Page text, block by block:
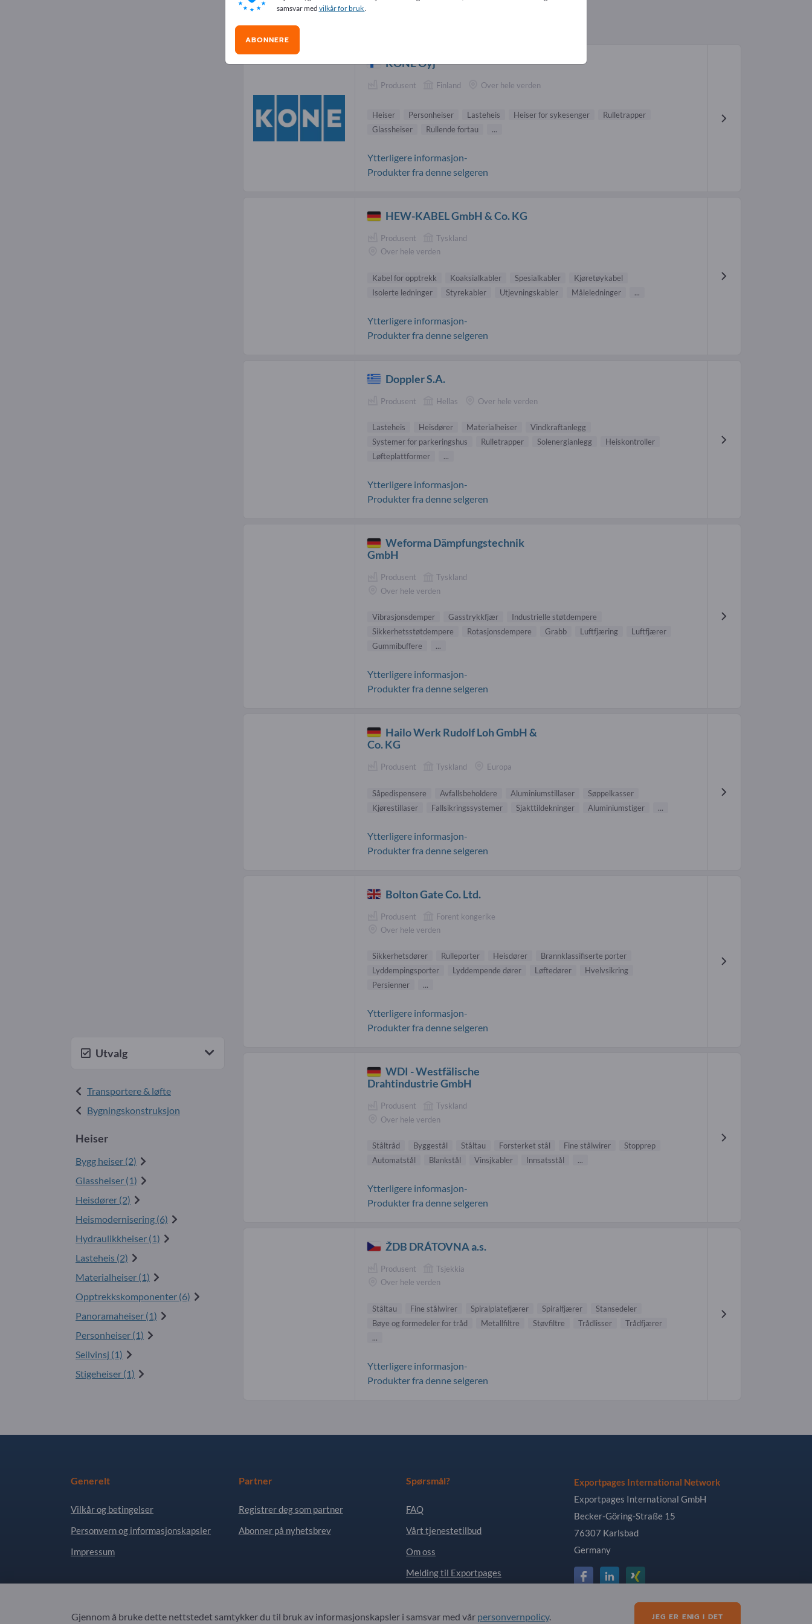
Utvalg
Transportere & løfte
Bygningskonstruksjon
Heiser
Bygg heiser (2)
Glassheiser (1)
Heisdører (2)
Heismodernisering (6)
Hydraulikkheiser (1)
Lasteheis (2)
Materialheiser (1)
Opptrekkskomponenter (6)
Panoramaheiser (1)
Personheiser (1)
Seilvinsj (1)
Stigeheiser (1)
Heiser-leverandører (8)
KONE Oyj
Produsent Finland Over hele verden
Heiser Personheiser Lasteheis Heiser for sykesenger
Rulletrapper
Glassheiser
Rullende fortau ...
Ytterligere informasjon-
Produkter fra denne selgeren
HEW-KABEL GmbH & Co. KG
Produsent
Tyskland
Over hele verden
Kabel for opptrekk Koaksialkabler Spesialkabler
Kjøretøykabel
Isolerte ledninger
Styrekabler Utjevningskabler Måleledninger ...
Ytterligere informasjon-
Produkter fra denne selgeren
Doppler S.A.
Produsent Hellas Over hele verden
Lasteheis Heisdører Materialheiser
Vindkraftanlegg
Systemer for parkeringshus
Rulletrapper Solenergianlegg
Heiskontroller
Løfteplattformer
...
Ytterligere informasjon-
Produkter fra denne selgeren
Weforma Dämpfungstechnik
GmbH
Produsent
Tyskland
Over hele verden
Vibrasjonsdemper Gasstrykkfjær
Industrielle støtdempere
Sikkerhetsstøtdempere
Rotasjonsdempere Grabb Luftfjæring
Luftfjærer
Gummibuffere
...
Ytterligere informasjon-
Produkter fra denne selgeren
Hailo Werk Rudolf Loh GmbH &
Co. KG
Produsent Tyskland Europa
Såpedispensere Avfallsbeholdere Aluminiumstillaser
Søppelkasser
Kjørestillaser
Fallsikringssystemer Sjakttildekninger Aluminiumstiger ...
Ytterligere informasjon-
Produkter fra denne selgeren
Bolton Gate Co. Ltd.
Produsent
Forent kongerike
Over hele verden
Sikkerhetsdører Rulleporter Heisdører
Brannklassifiserte porter
Lyddempingsporter
Lyddempende dører Løftedører
Hvelvsikring
Persienner
...
Ytterligere informasjon-
Produkter fra denne selgeren
WDI - Westfälische
Drahtindustrie GmbH
Produsent
Tyskland
Over hele verden
Ståltråd Byggestål Ståltau Forsterket stål Fine stålwirer
Stopprep
Automatstål
Blankstål Vinsjkabler Innsatsstål ...
Ytterligere informasjon-
Produkter fra denne selgeren
ŽDB DRÁTOVNA a.s.
Produsent
Tsjekkia
Over hele verden
Ståltau Fine stålwirer Spiralplatefjærer Spiralfjærer
Stansedeler
Bøye og formedeler for tråd
Metallfiltre Støvfiltre Trådlisser
Trådfjærer
...
Ytterligere informasjon-
Produkter fra denne selgeren
Generelt
Vilkår og betingelser
Personvern og informasjonskapsler
Impressum
Partner
Registrer deg som partner
Abonner på nyhetsbrev
Spørsmål?
FAQ
Vårt tjenestetilbud
Om oss
Melding til Exportpages
Exportpages International Network
Exportpages International GmbH
Becker-Göring-Straße 15
76307 Karlsbad
Germany
Copyright © 2026 Exportpages International GmbH. All Rights Reserved.
Gjennom å bruke dette nettstedet samtykker du til bruk av informasjonskapsler i samsvar med vår personvernpolicy. JEG ER ENIG I DET
samsvar med vilkår for bruk.
ABONNERE